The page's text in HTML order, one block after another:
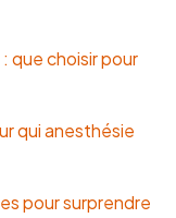
que choisir pour
qui anesthésie
pour surprendre